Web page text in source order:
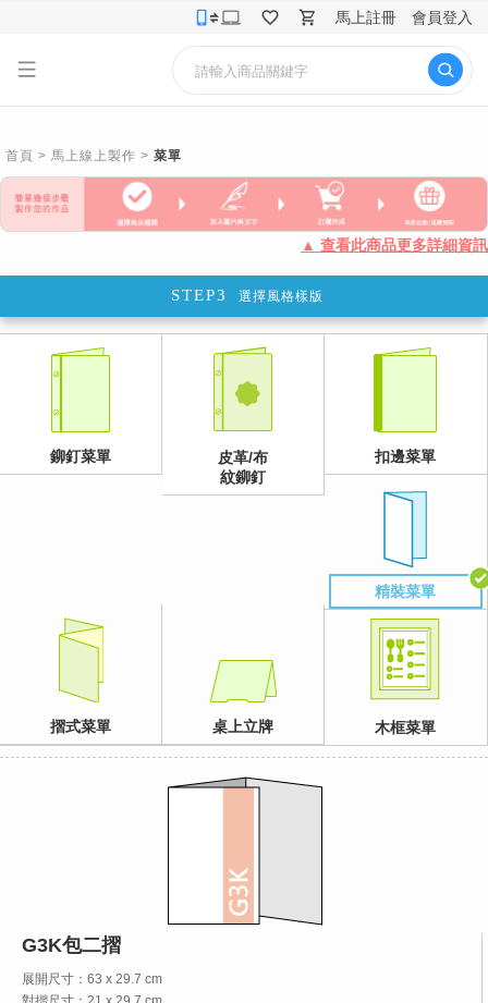
馬上註冊 會員登入
首頁 > 馬上線上製作 > 菜單
▲ 查看此商品更多詳細資訊
STEP3 選擇風格樣版
鉚釘菜單
皮革/布
紋鉚釘
扣邊菜單
精裝菜單
摺式菜單 桌上立牌 木框菜單
G3K包二摺
展開尺寸：63 x 29.7 cm
對摺尺寸：21 x 29.7 cm